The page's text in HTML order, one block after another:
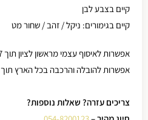
קיים בצבע לבן
קיים בגימורים: ניקל / זהב / שחור מט
אפשרות לאיסוף עצמי מראשון לציון תוך 7 ימי עסקים.
אפשרות להובלה והרכבה בכל הארץ תוך 14 ימי אספקה – 250 ש”ח.
צריכים עזרה? שאלות נוספות?